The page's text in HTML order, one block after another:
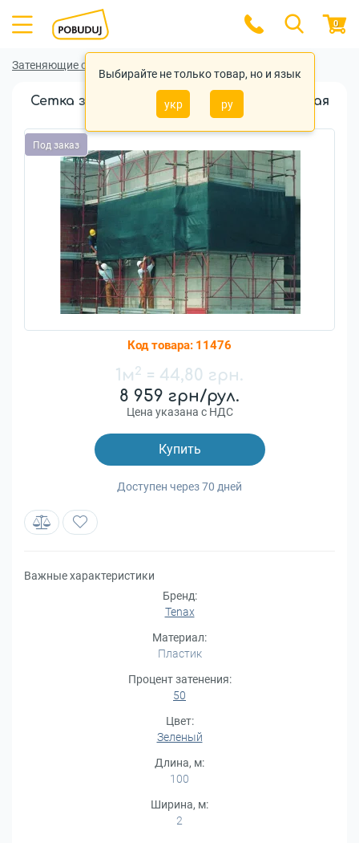
Выбирайте не только товар, но и язык
укр ру
0
Затеняющие сетки
Сетка затеняющая Tenax Ямайка зелёная
70% (2х100м)
Под заказ
Код товара: 11476
8 959 грн/рул.
Цена указана с НДС
1м2 = 44,80 грн.
Купить
Доступен через 70 дней
Важные характеристики
Бренд:
Tenax
Материал:
Пластик
Процент затенения:
50
Цвет:
Зеленый
Длина, м:
100
Ширина, м:
2